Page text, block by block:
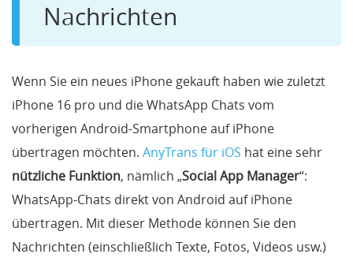
Nachrichten
Wenn Sie ein neues iPhone gekauft haben wie zuletzt
iPhone 16 pro und die WhatsApp Chats vom
vorherigen Android-Smartphone auf iPhone
übertragen möchten. AnyTrans für iOS hat eine sehr
nützliche Funktion, nämlich „Social App Manager“:
WhatsApp-Chats direkt von Android auf iPhone
übertragen. Mit dieser Methode können Sie den
Nachrichten (einschließlich Texte, Fotos, Videos usw.)